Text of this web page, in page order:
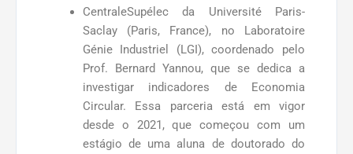
CentraleSupélec da Université Paris-
Saclay (Paris, France), no Laboratoire
Génie Industriel (LGI), coordenado pelo
Prof. Bernard Yannou, que se dedica a
investigar indicadores de Economia
Circular. Essa parceria está em vigor
desde o 2021, que começou com um
estágio de uma aluna de doutorado do